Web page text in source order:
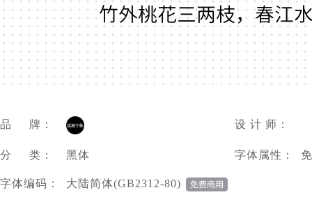
竹外桃花三两枝，春江
品 牌： 设 计 师：
分 类： 黑体 字体属性：
字体编码： 大陆简体(GB2312-80)